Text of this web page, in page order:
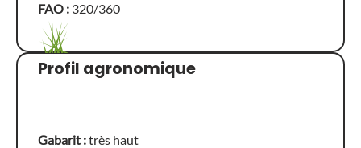
FAO : 320/360
Profil agronomique
Gabarit :très haut